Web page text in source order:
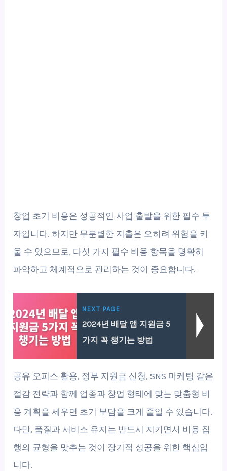
창업 초기 비용은 성공적인 사업 출발을 위한 필수 투
자입니다. 하지만 무분별한 지출은 오히려 위험을 키
울 수 있으므로, 다섯 가지 필수 비용 항목을 명확히
파악하고 체계적으로 관리하는 것이 중요합니다.
NEXT PAGE
2024년 배달 앱 지원금 5
가지 꼭 챙기는 방법
공유 오피스 활용, 정부 지원금 신청, SNS 마케팅 같은
절감 전략과 함께 업종과 창업 형태에 맞는 맞춤형 비
용 계획을 세우면 초기 부담을 크게 줄일 수 있습니다.
다만, 품질과 서비스 유지는 반드시 지키면서 비용 집
행의 균형을 맞추는 것이 장기적 성공을 위한 핵심입
니다.